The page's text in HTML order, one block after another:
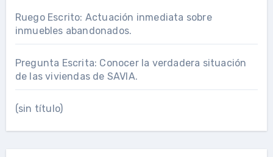
Ruego Escrito: Actuación inmediata sobre
inmuebles abandonados.
Pregunta Escrita: Conocer la verdadera situación
de las viviendas de SAVIA.
(sin título)